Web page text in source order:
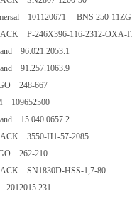
101120671 BNS 250-11ZG
P-246X396-116-2312-OXA-
96.021.2053.1
91.257.1063.9
248-667
109652500
15.040.0657.2
3550-H1-57-2085
262-210
SN1830D-HSS-1,7-80
2012015.231